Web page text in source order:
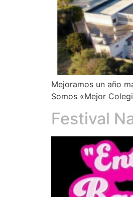
Mejoramos un año
Somos «Mejor
Festival